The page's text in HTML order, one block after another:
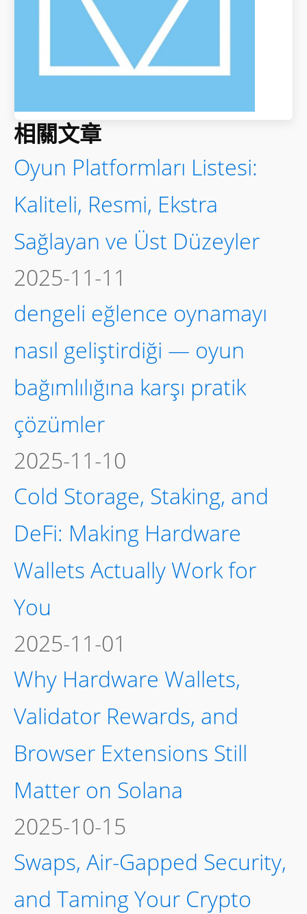
相關文章
Oyun Platformları Listesi:
Kaliteli, Resmi, Ekstra
Sağlayan ve Üst Düzeyler
2025-11-11
dengeli eğlence oynamayı
nasıl geliştirdiği — oyun
bağımlılığına karşı pratik
çözümler
2025-11-10
Cold Storage, Staking, and
DeFi: Making Hardware
Wallets Actually Work for
You
2025-11-01
Why Hardware Wallets,
Validator Rewards, and
Browser Extensions Still
Matter on Solana
2025-10-15
Swaps, Air-Gapped Security,
and Taming Your Crypto